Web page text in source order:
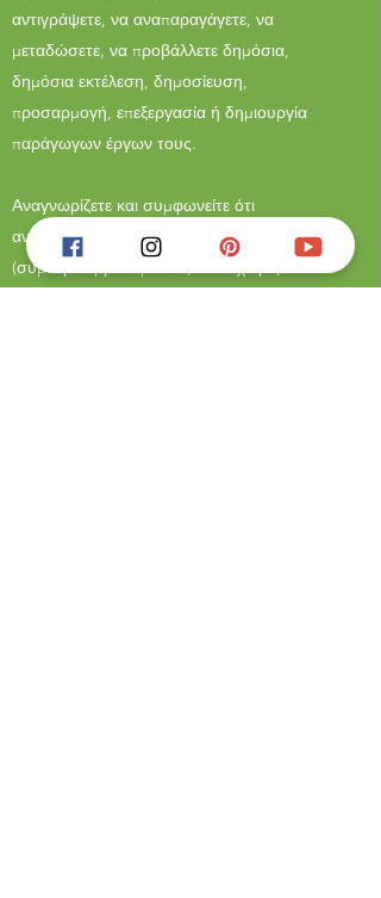
αντιγράψετε, να αναπαραγάγετε, να
μεταδώσετε, να προβάλλετε δημόσια,
δημόσια εκτέλεση, δημοσίευση,
προσαρμογή, επεξεργασία ή δημιουργία
παράγωγων έργων τους.
Αναγνωρίζετε και συμφωνείτε ότι
ανεβάζοντας οποιοδήποτε περιεχόμενο
(συμπεριλαμβανομένων, αλλά χωρίς